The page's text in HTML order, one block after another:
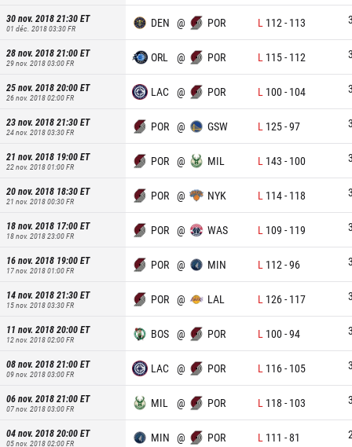
30 nov. 2018 21:30ET
01 déc. 2018 03:30FR DEN @ POR L 112 - 113
28 nov. 2018 21:00ET
29 nov. 2018 03:00FR ORL @ POR L 115- 112
25 nov. 2018 20:00ET
26 nov. 2018 02:00FR LAC @ POR L 100- 104
23 nov. 2018 21:30ET
24 nov. 2018 03:30FR POR @ GSW L 125-97
21 nov. 2018 19:00ET
22 nov. 2018 01:00FR POR @ MIL L 143 - 100
20 nov. 2018 18:30ET
21 nov. 2018 00:30FR POR @ NYK L 114- 118
18 nov. 2018 17:00ET
18 nov. 2018 23:00FR POR @ WAS L 109 - 119
16 nov. 2018 19:00ET
17 nov. 2018 01:00FR POR @ MIN L 112 -96
14 nov. 2018 21:30ET
15 nov. 2018 03:30FR POR @ LAL L 126- 117
11 nov. 2018 20:00ET
12 nov. 2018 02:00FR BOS @ POR L 100-94
08 nov. 2018 21:00ET
09 nov. 2018 03:00FR LAC @ POR L 116- 105
06 nov. 2018 21:00ET
07 nov. 2018 03:00FR MIL @ POR L 118 - 103
04 nov. 2018 20:00ET
05 nov. 2018 02:00FR MIN @ POR L 111 -81